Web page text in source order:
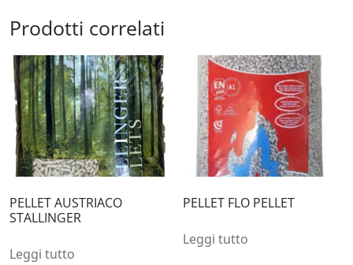
Prodotti correlati
PELLET AUSTRIACO
STALLINGER
Leggi tutto
PELLET FLO PELLET
Leggi tutto